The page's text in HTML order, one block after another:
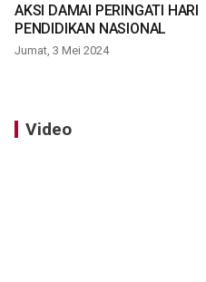
AKSI DAMAI PERINGATI HARI
PENDIDIKAN NASIONAL
Jumat, 3 Mei 2024
Video